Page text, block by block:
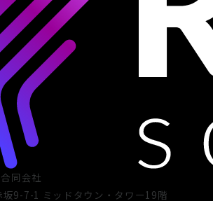
同会社
坂9-7-1 ミッドタウン・タワー19階